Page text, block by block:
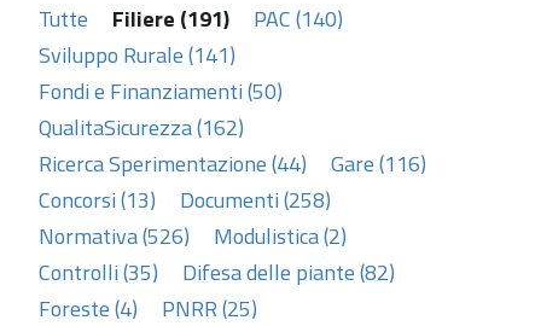
Tutte Filiere (191)
PAC (140)
Sviluppo Rurale (141)
Fondi e Finanziamenti (50)
QualitaSicurezza (162)
Ricerca Sperimentazione (44)
Gare (116)
Concorsi (13)
Documenti (258)
Normativa (526)
Modulistica (2)
Controlli (35)
Difesa delle piante (82)
Foreste (4)
PNRR (25)